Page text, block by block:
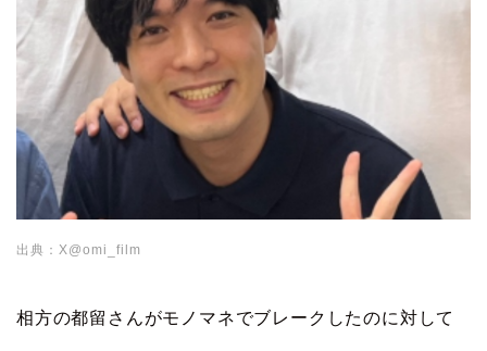
出典：X@omi_film
相方の都留さんがモノマネでブレークしたのに対して